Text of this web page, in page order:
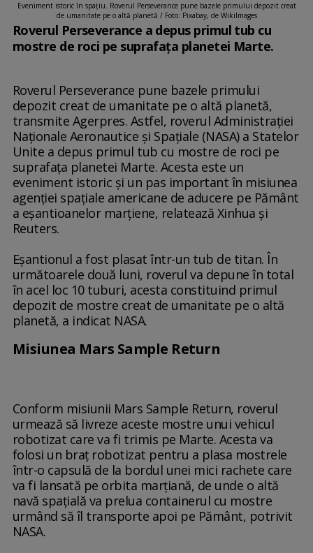
Eveniment istoric în spațiu. Roverul Perseverance pune bazele primului depozit creat
de umanitate pe o altă planetă / Foto: Pixabay, de WikiImages
Roverul Perseverance a depus primul tub cu
mostre de roci pe suprafaţa planetei Marte.
Roverul Perseverance pune bazele primului
depozit creat de umanitate pe o altă planetă,
transmite Agerpres. Astfel, roverul Administraţiei
Naţionale Aeronautice şi Spaţiale (NASA) a Statelor
Unite a depus primul tub cu mostre de roci pe
suprafaţa planetei Marte. Acesta este un
eveniment istoric şi un pas important în misiunea
agenţiei spaţiale americane de aducere pe Pământ
a eşantioanelor marţiene, relatează Xinhua şi
Reuters.
Eşantionul a fost plasat într-un tub de titan. În
următoarele două luni, roverul va depune în total
în acel loc 10 tuburi, acesta constituind primul
depozit de mostre creat de umanitate pe o altă
planetă, a indicat NASA.
Misiunea Mars Sample Return
Conform misiunii Mars Sample Return, roverul
urmează să livreze aceste mostre unui vehicul
robotizat care va fi trimis pe Marte. Acesta va
folosi un braţ robotizat pentru a plasa mostrele
într-o capsulă de la bordul unei mici rachete care
va fi lansată pe orbita marţiană, de unde o altă
navă spaţială va prelua containerul cu mostre
urmând să îl transporte apoi pe Pământ, potrivit
NASA.